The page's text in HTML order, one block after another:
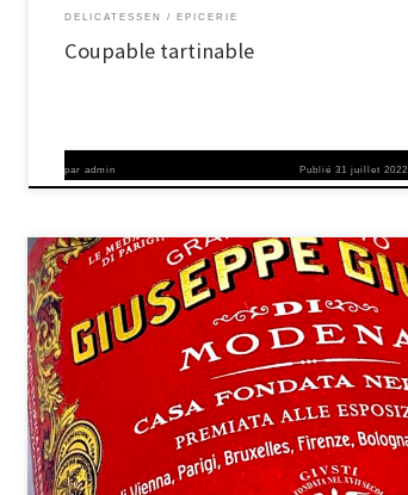
DELICATESSEN EPICERIE
Coupable tartinable
par admin Publié31 juillet 2022
Depuis plus de 400 ans, chez Acetaia Giuseppe Giusti à
Modène, tout tourne autour de la production du meilleur
Aceto Balsamicos. L’année officielle de fondation est 1605 –
c’est la raison pour laquelle l’entreprise familiale célèbre la
Journée Giusti : ce jour-là, Acetaia invite 135 restaurants et
bars triés sur le volet à […]